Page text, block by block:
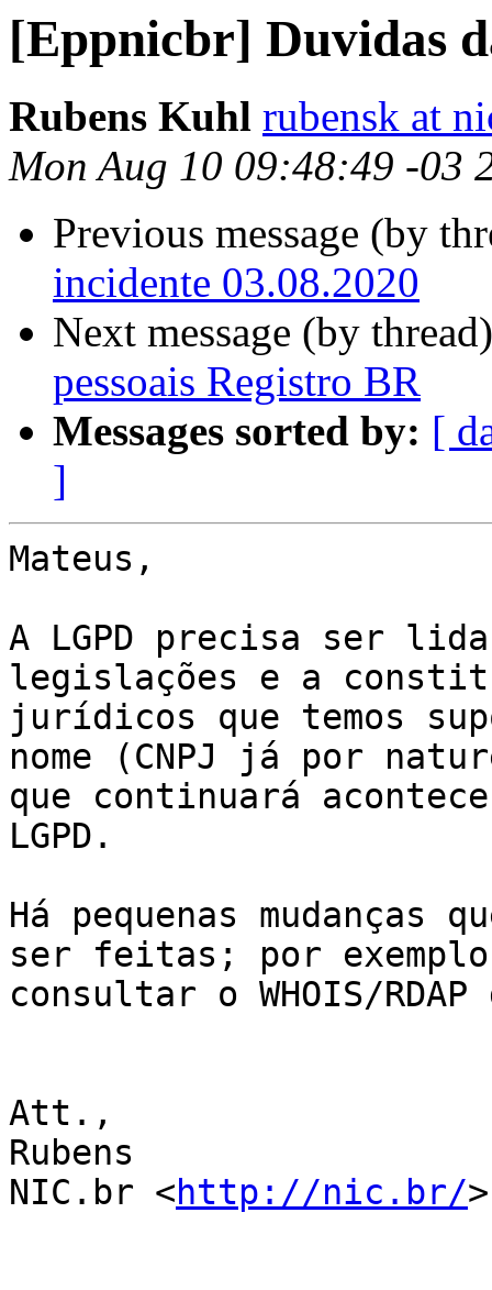
[Eppnicbr] Duvidas
Rubens Kuhl rubensk at
Mon Aug 10 09:48:49 -03
Previous message (by
incidente 03.08.2020
Next message (by
pessoais Registro BR
Messages sorted by: [
]
Mateus,
A LGPD precisa ser
legislações e a
jurídicos que temos
nome (CNPJ já por
que continuará
LGPD.
Há pequenas mudanças
ser feitas; por
consultar o WHOIS/
Att.,
Rubens
NIC.br <http://nic.br/>